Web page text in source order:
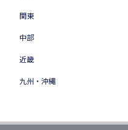
関東
中部
近畿
九州・沖縄